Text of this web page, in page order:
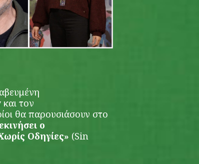
και τον
θα παρουσιάσουν στο
ο
Οδηγίες» (Sin